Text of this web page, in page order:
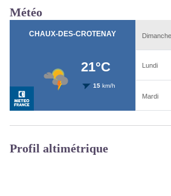
Météo
Profil altimétrique